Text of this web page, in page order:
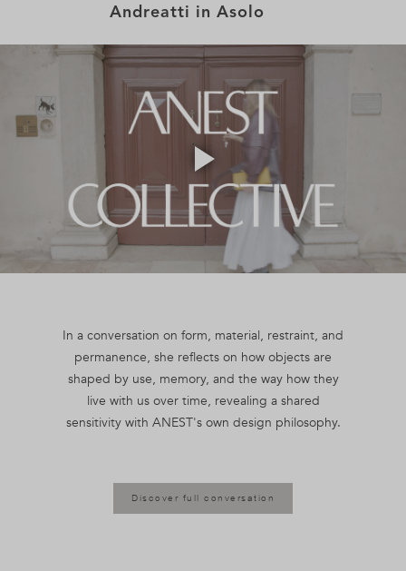
Video
In a conversation on form, material, restraint, and
permanence, she reflects on how objects are
shaped by use, memory, and the way how they
live with us over time, revealing a shared
Discover full conversation